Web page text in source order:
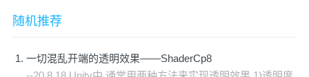
随机推荐
一切混乱开端的透明效果——ShaderCp8